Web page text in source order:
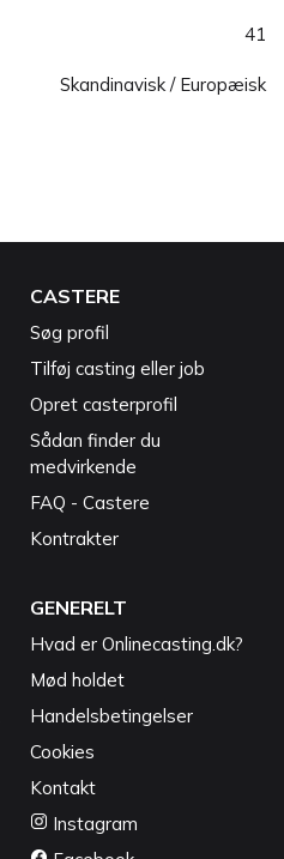
41
Skandinavisk / Europæisk
CASTERE
Søg profil
Tilføj casting eller job
Opret casterprofil
Sådan finder du
medvirkende
FAQ - Castere
Kontrakter
GENERELT
Hvad er Onlinecasting.dk?
Mød holdet
Handelsbetingelser
Cookies
Kontakt
Instagram